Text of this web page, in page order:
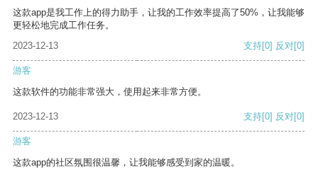
这款app是我工作上的得力助手，让我的工作效率提高了50%，让我能够
更轻松地完成工作任务。
2023-12-13
支持[0] 反对[0]
游客
这款软件的功能非常强大，使用起来非常方便。
2023-12-13 支持[0] 反对[0]
游客
这款app的社区氛围很温馨，让我能够感受到家的温暖。